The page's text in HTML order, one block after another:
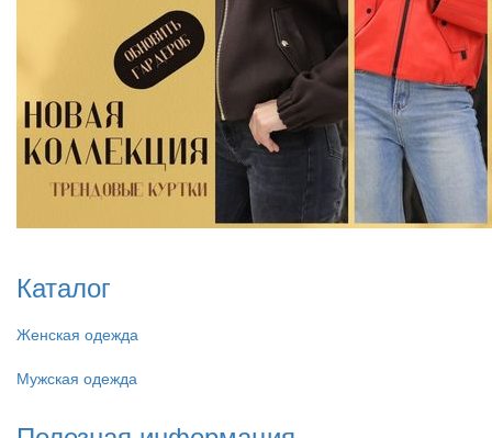
Каталог
Женская одежда
Мужская одежда